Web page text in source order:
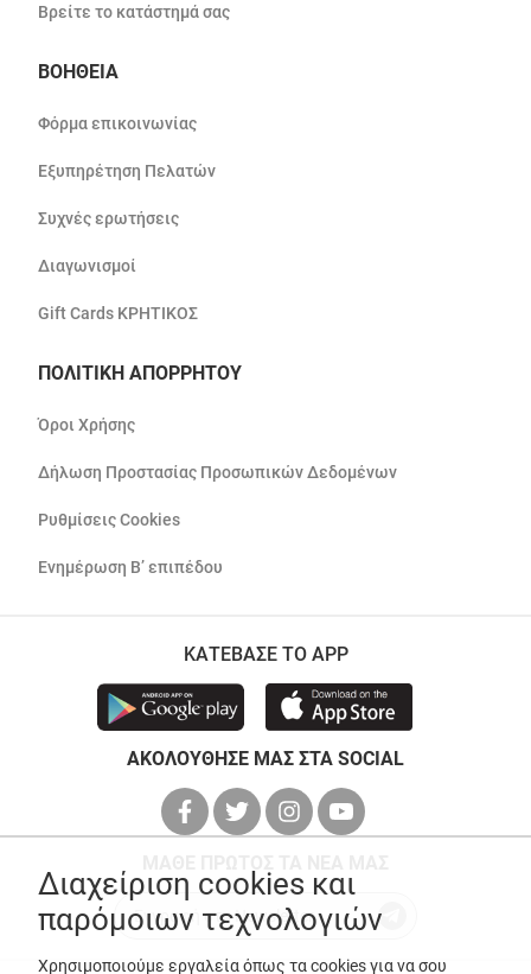
Βρείτε το κατάστημά σας
ΒΟΗΘΕΙΑ
Φόρμα επικοινωνίας
Εξυπηρέτηση Πελατών
Συχνές ερωτήσεις
Διαγωνισμοί
Gift Cards ΚΡΗΤΙΚΟΣ
ΠΟΛΙΤΙΚΗ ΑΠΟΡΡΗΤΟΥ
Όροι Χρήσης
Δήλωση Προστασίας Προσωπικών Δεδομένων
Ρυθμίσεις Cookies
Ενημέρωση Β’ επιπέδου
ΚΑΤΕΒΑΣΕ ΤΟ APP
ΑΚΟΛΟΥΘΗΣΕ ΜΑΣ ΣΤΑ SOCIAL
Διαχείριση cookies και
παρόμοιων τεχνολογιών
Χρησιμοποιούμε εργαλεία όπως τα cookies για να σου